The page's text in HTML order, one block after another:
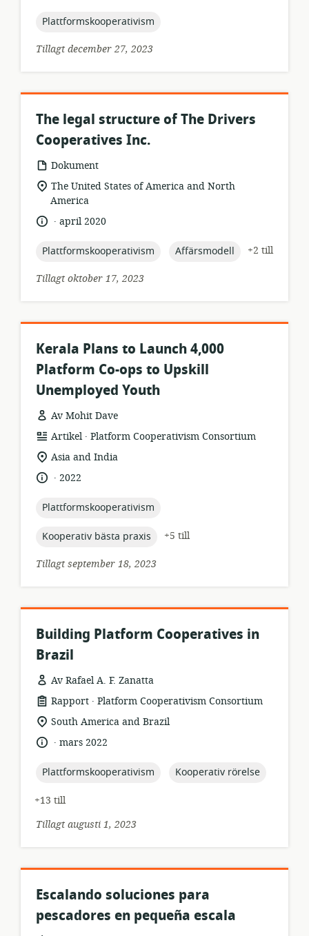
topic:
Plattformskooperativism
Tillagt december 27, 2023
The legal structure of The Drivers
Cooperatives Inc.
resursformat:
Dokument
relevant
plats:
The United States of America and North
America
språk:
.
publiceringsdatum:
april 2020
topic:
Plattformskooperativism topic:
Affärsmodell
+2 till
Tillagt oktober 17, 2023
Kerala Plans to Launch 4,000
Platform Co-ops to Upskill
Unemployed Youth
Av Mohit Dave
resursformat:
Artikel .
utgivare:
Platform Cooperativism Consortium
relevant
plats:
Asia and India
språk:
.
publiceringsdatum:
2022
topic:
Plattformskooperativism
topic:
Kooperativ bästa praxis
+5 till
Tillagt september 18, 2023
Building Platform Cooperatives in
Brazil
Av Rafael A. F. Zanatta
resursformat:
Rapport .
utgivare:
Platform Cooperativism Consortium
relevant
South America and Brazil
språk:
.
publiceringsdatum:
mars 2022
topic:
Plattformskooperativism topic:
Kooperativ rörelse
+13 till
Tillagt augusti 1, 2023
Escalando soluciones para
pescadores en pequeña escala